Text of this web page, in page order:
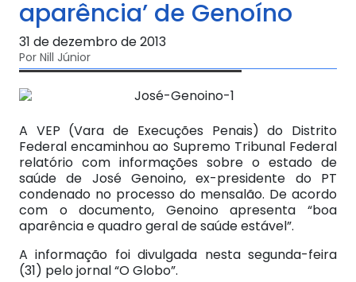
aparência’ de Genoíno
31 de dezembro de 2013
Por Nill Júnior
A VEP (Vara de Execuções Penais) do Distrito
Federal encaminhou ao Supremo Tribunal Federal
relatório com informações sobre o estado de
saúde de José Genoino, ex-presidente do PT
condenado no processo do mensalão. De acordo
com o documento, Genoino apresenta “boa
aparência e quadro geral de saúde estável”.
A informação foi divulgada nesta segunda-feira
(31) pelo jornal “O Globo”.